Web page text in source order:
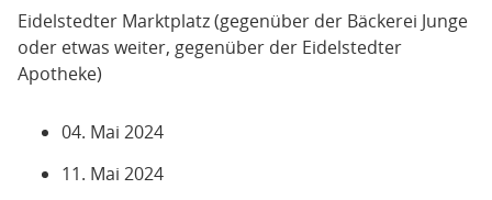
Eidelstedter Marktplatz (gegenüber der Bäckerei Junge
oder etwas weiter, gegenüber der Eidelstedter
Apotheke)
04. Mai 2024
11. Mai 2024